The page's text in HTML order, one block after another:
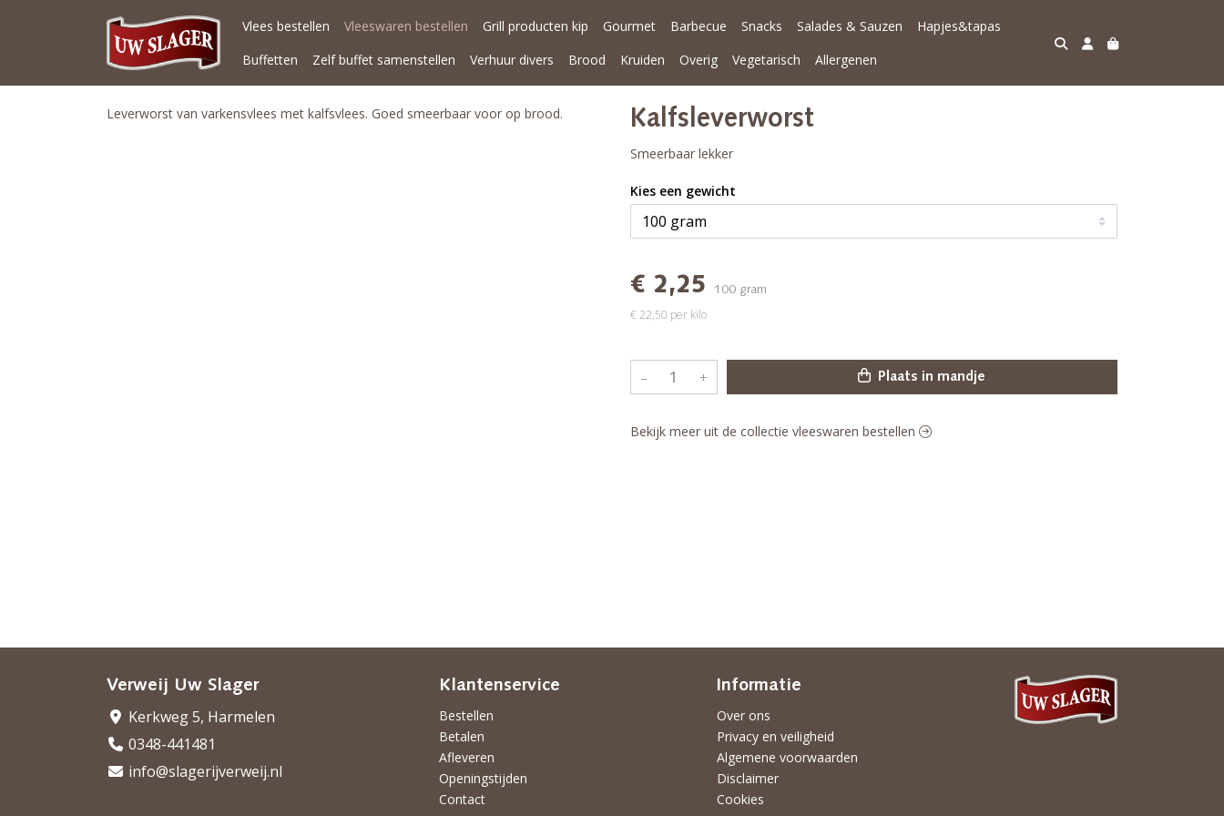
Vlees bestellen Vleeswaren bestellen Grill producten kip Gourmet Barbecue Snacks Salades & Sauzen
Hapjes&tapas
Buffetten
Zelf buffet samenstellen Verhuur divers Brood Kruiden Overig Vegetarisch Allergenen
Leverworst van varkensvlees met kalfsvlees. Goed smeerbaar voor op brood. Kalfsleverworst
Smeerbaar lekker
Kies een gewicht
€ 2,25 100 gram
€ 22,50 per kilo
– + Plaats in mandje
Bekijk meer uit de collectie vleeswaren bestellen
Verweij Uw Slager
Kerkweg 5, Harmelen
0348-441481
info@slagerijverweij.nl
Klantenservice
Bestellen
Betalen
Afleveren
Openingstijden
Contact
Informatie
Over ons
Privacy en veiligheid
Algemene voorwaarden
Disclaimer
Cookies